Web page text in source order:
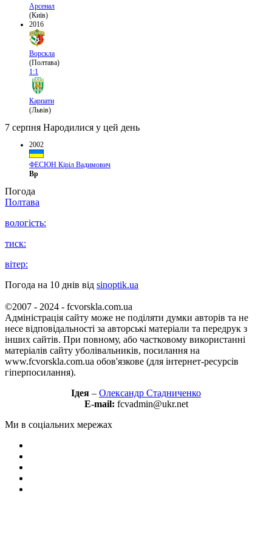
Арсенал
(Київ)
2016
Ворскла
(Полтава)
1:1
Карпати
(Львів)
7 серпня Народилися у цей день
2002
ФЕСЮН Кіріл Вадимович
Вр
Погода
Полтава
вологість:
тиск:
вітер:
Погода на 10 днів від sinoptik.ua
©2007 - 2024 - fcvorskla.com.ua
Адміністрація сайту може не поділяти думки авторів та не
несе відповідальності за авторські матеріали та передрук з
інших сайтів. При повному, або частковому використанні
матеріалів сайту уболівальників, посилання на
www.fcvorskla.com.ua обов'язкове (для інтернет-ресурсів
гіперпосилання).
Ідея – Олександр Стадниченко
E-mail: fcvadmin@ukr.net
Ми в соціальних мережах